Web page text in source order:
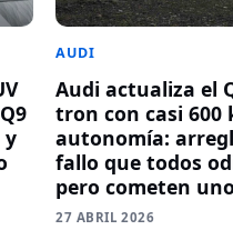
y
AUDI
Audi actualiza el
tron con casi 600
autonomía:
fallo que todos
pero cometen
27 ABRIL 2026